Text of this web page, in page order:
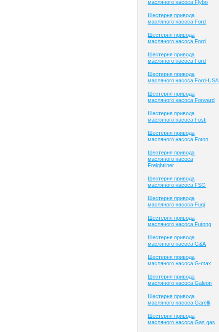
масляного насоса Flybo
Шестерня привода
масляного насоса Ford
Шестерня привода
масляного насоса Ford
Шестерня привода
масляного насоса Ford
Шестерня привода
масляного насоса Ford-USA
Шестерня привода
масляного насоса Forward
Шестерня привода
масляного насоса Fosti
Шестерня привода
масляного насоса Foton
Шестерня привода
масляного насоса
Freightliner
Шестерня привода
масляного насоса FSO
Шестерня привода
масляного насоса Fuqi
Шестерня привода
масляного насоса Futong
Шестерня привода
масляного насоса G&A
Шестерня привода
масляного насоса G-max
Шестерня привода
масляного насоса Galeon
Шестерня привода
масляного насоса Garelli
Шестерня привода
масляного насоса Gas gas